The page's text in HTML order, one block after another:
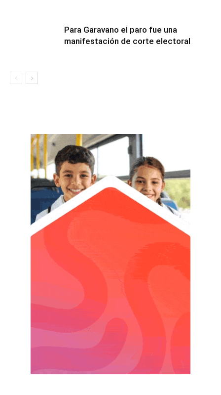
Para Garavano el paro fue una
manifestación de corte electoral